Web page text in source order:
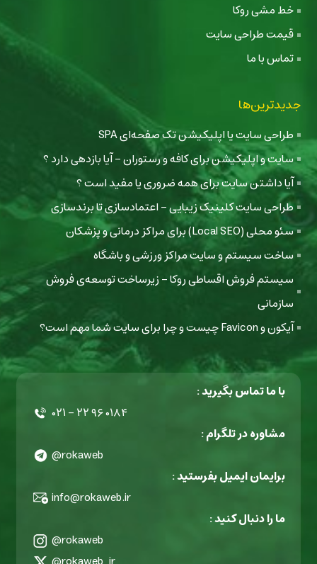
خط مشی روکا
قیمت طراحی سایت
تماس با ما
جدیدترین‌ها
طراحی سایت یا اپلیکیشن تک صفحه‌ای SPA
سایت و اپلیکیشن برای کافه و رستوران - آیا بازدهی دارد ؟
آیا داشتن سایت برای همه ضروری یا مفید است ؟
طراحی سایت کلینیک زیبایی - اعتمادسازی تا برندسازی
سئو محلی (Local SEO) برای مراکز درمانی و پزشکان
ساخت سیستم و سایت مراکز ورزشی و باشگاه
سیستم فروش اقساطی روکا - زیرساخت توسعه‌ی فروش
سازمانی
آیکون و Favicon چیست و چرا برای سایت شما مهم است؟
با ما تماس بگیرید :
۰۲۱ - ۲۲ ۹۶ ۰۱۸۴
مشاوره در تلگرام :
@rokaweb
برایمان ایمیل بفرستید :
info@rokaweb.ir
ما را دنبال کنید :
@rokaweb